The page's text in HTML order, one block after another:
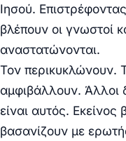
Ιησού.
βλέπουν οι γνωστοί
αναστατώνονται.
Τον περικυκλώνουν.
αμφιβάλλουν. Άλλοι
είναι αυτός.
βασανίζουν με